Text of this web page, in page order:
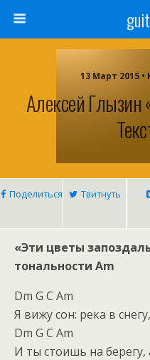
13 Март 2015
Алексей
Поделиться Твитнуть
«Эти цветы
тональности Am
Dm G C Am
Я вижу сон: река в
Dm G C Am
И ты стоишь на берегу,